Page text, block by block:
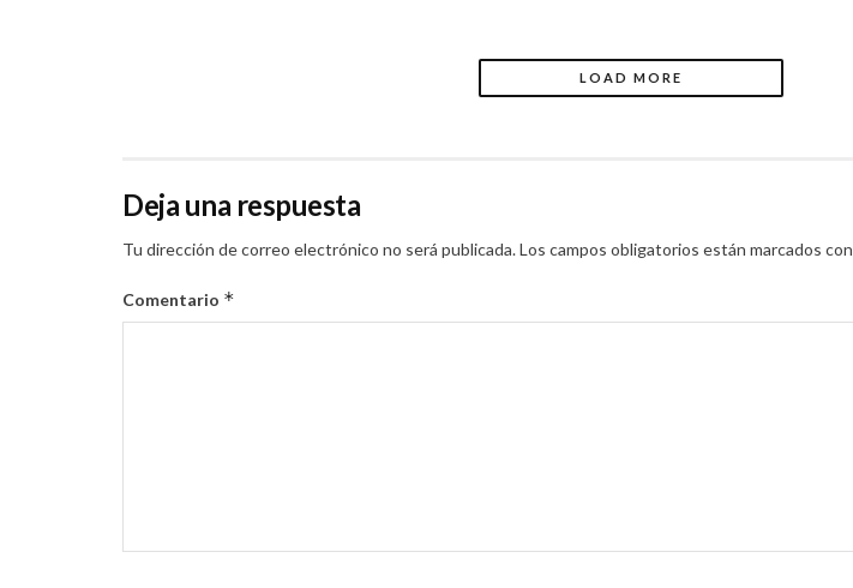
LOAD MORE
Deja una respuesta
Tu dirección de correo electrónico no será publicada.Los campos obligatorios están marcados con
Comentario *